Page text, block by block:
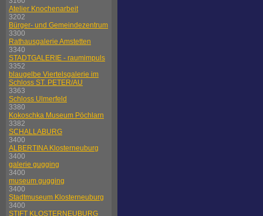
Atelier Knochenarbeit
3202
Bürger- und Gemeindezentrum
3300
Rathausgalerie Amstetten
3340
STADTGALERIE - raumimpuls
3352
blaugelbe Viertelsgalerie im
Schloss ST. PETER/AU
3363
Schloss Ulmerfeld
3380
Kokoschka Museum Pöchlarn
3382
SCHALLABURG
3400
ALBERTINA Klosterneuburg
3400
galerie gugging
3400
museum gugging
3400
Stadtmuseum Klosterneuburg
3400
STIFT KLOSTERNEUBURG